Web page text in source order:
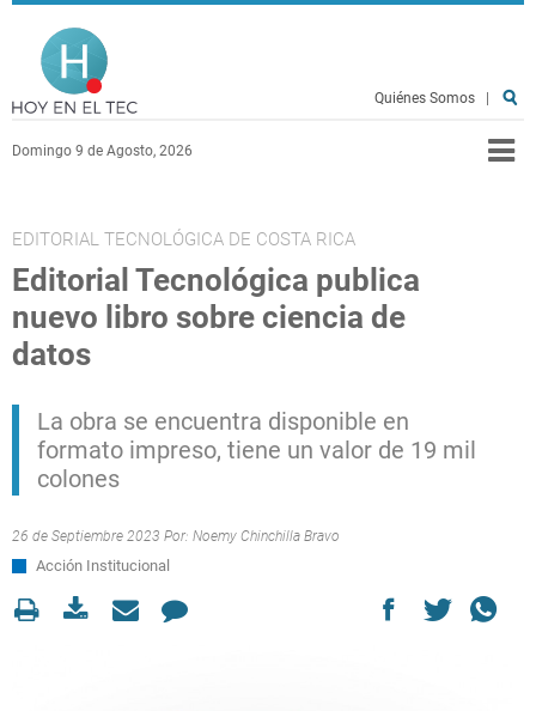
Pasar al contenido principal
Domingo 9 de Agosto, 2026
Quiénes Somos
EDITORIAL TECNOLÓGICA DE COSTA RICA
Editorial Tecnológica publica
nuevo libro sobre ciencia de
datos
La obra se encuentra disponible en
formato impreso, tiene un valor de 19 mil
colones
26 de Septiembre 2023 Por: Noemy Chinchilla Bravo
Acción Institucional